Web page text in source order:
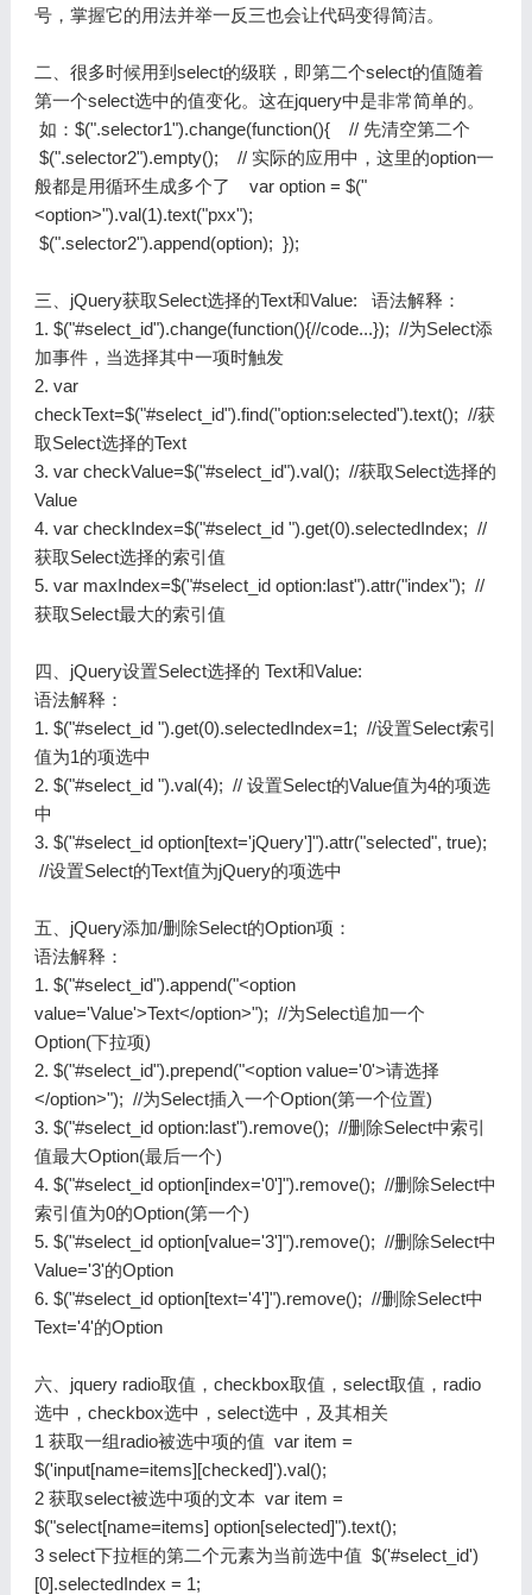
号，掌握它的用法并举一反三也会让代码变得简洁。
二、很多时候用到select的级联，即第二个select的值随着
第一个select选中的值变化。这在jquery中是非常简单的。
如：$(".selector1").change(function(){ // 先清空第二个
$(".selector2").empty(); // 实际的应用中，这里的option一
般都是用循环生成多个了 var option = $("
<option>").val(1).text("pxx");
$(".selector2").append(option); });
三、jQuery获取Select选择的Text和Value: 语法解释：
1. $("#select_id").change(function(){//code...}); //为Select添
加事件，当选择其中一项时触发
2. var
checkText=$("#select_id").find("option:selected").text(); //获
取Select选择的Text
3. var checkValue=$("#select_id").val(); //获取Select选择的
Value
4. var checkIndex=$("#select_id ").get(0).selectedIndex; //
获取Select选择的索引值
5. var maxIndex=$("#select_id option:last").attr("index"); //
获取Select最大的索引值
四、jQuery设置Select选择的 Text和Value:
语法解释：
1. $("#select_id ").get(0).selectedIndex=1; //设置Select索引
值为1的项选中
2. $("#select_id ").val(4); // 设置Select的Value值为4的项选
中
3. $("#select_id option[text='jQuery']").attr("selected", true);
//设置Select的Text值为jQuery的项选中
五、jQuery添加/删除Select的Option项：
语法解释：
1. $("#select_id").append("<option
value='Value'>Text</option>"); //为Select追加一个
Option(下拉项)
2. $("#select_id").prepend("<option value='0'>请选择
</option>"); //为Select插入一个Option(第一个位置)
3. $("#select_id option:last").remove(); //删除Select中索引
值最大Option(最后一个)
4. $("#select_id option[index='0']").remove(); //删除Select中
索引值为0的Option(第一个)
5. $("#select_id option[value='3']").remove(); //删除Select中
Value='3'的Option
6. $("#select_id option[text='4']").remove(); //删除Select中
Text='4'的Option
六、jquery radio取值，checkbox取值，select取值，radio
选中，checkbox选中，select选中，及其相关
1 获取一组radio被选中项的值 var item =
$('input[name=items][checked]').val();
2 获取select被选中项的文本 var item =
$("select[name=items] option[selected]").text();
3 select下拉框的第二个元素为当前选中值 $('#select_id')
[0].selectedIndex = 1;